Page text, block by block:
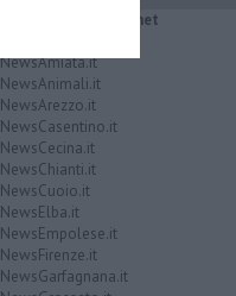
QuiNews.net